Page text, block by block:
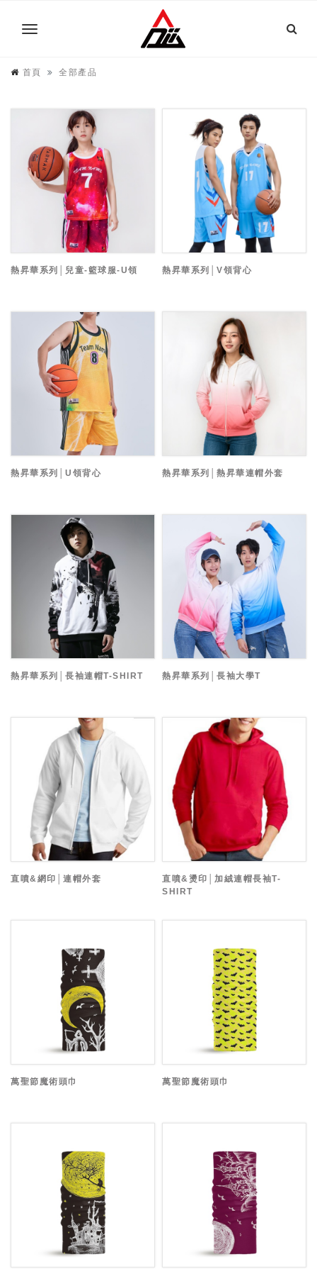
首頁 全部產品
熱昇華系列│兒童-籃球服-U領 熱昇華系列│V領背心
熱昇華系列│U領背心 熱昇華系列│熱昇華連帽外套
熱昇華系列│長袖連帽T-SHIRT 熱昇華系列│長袖大學T
直噴&網印│連帽外套
直噴&燙印│加絨連帽長袖T-
SHIRT
萬聖節魔術頭巾 萬聖節魔術頭巾